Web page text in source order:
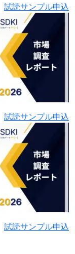
試読サンプル申込
試読サンプル申込
試読サンプル申込